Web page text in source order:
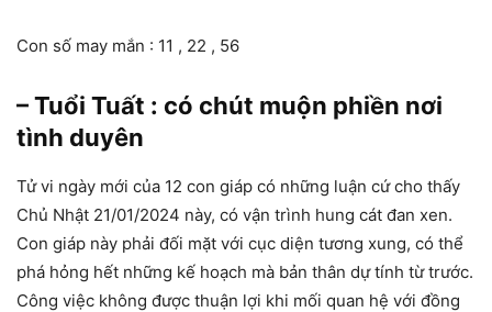
Con số may mắn : 11 , 22 , 56
– Tuổi Tuất : có chút muộn phiền nơi
tình duyên
Tử vi ngày mới của 12 con giáp có những luận cứ cho thấy
Chủ Nhật 21/01/2024 này, có vận trình hung cát đan xen.
Con giáp này phải đối mặt với cục diện tương xung, có thể
phá hỏng hết những kế hoạch mà bản thân dự tính từ trước.
Công việc không được thuận lợi khi mối quan hệ với đồng